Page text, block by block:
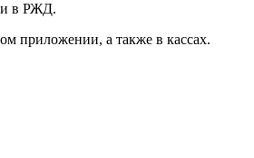
в РЖД.
приложении, а также в кассах.